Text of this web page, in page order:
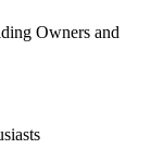
Owners and